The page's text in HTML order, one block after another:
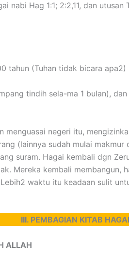
nabi Hag 1:1; 2:2,11, dan
tahun (Tuhan tidak bicara apa2)
tindih sela-ma 1 bulan),
menguasai negeri itu,
(lainnya sudah mulai
suram. Hagai kembali dgn
Mereka kembali
waktu itu keadaan sulit
III. PEMBAGIAN KITAB HAGAI
ALLAH